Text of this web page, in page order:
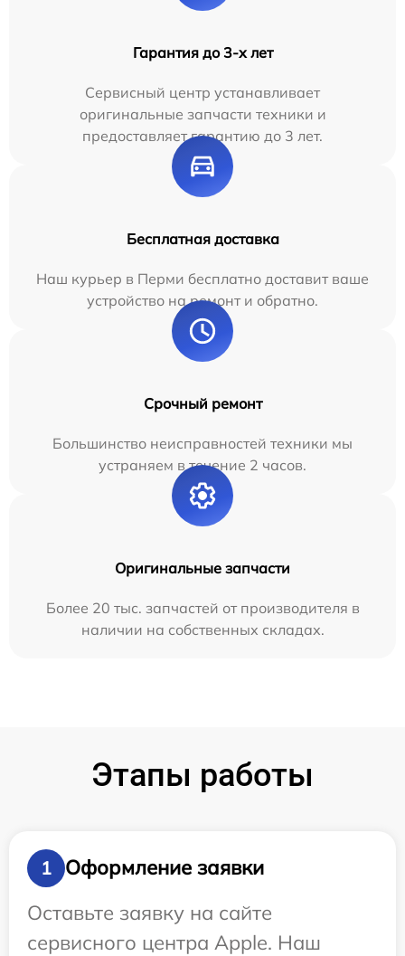
Гарантия до 3-х лет
Сервисный центр устанавливает
оригинальные запчасти техники и
предоставляет гарантию до 3 лет.
Бесплатная доставка
Наш курьер в Перми бесплатно доставит ваше
устройство на ремонт и обратно.
Срочный ремонт
Большинство неисправностей техники мы
устраняем в течение 2 часов.
Оригинальные запчасти
Более 20 тыс. запчастей от производителя в
наличии на собственных складах.
Этапы работы
1
Оформление заявки
Оставьте заявку на сайте
сервисного центра Apple. Наш